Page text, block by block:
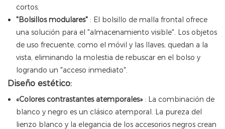
cortos.
"Bolsillos modulares": El bolsillo de malla frontal ofrece
una solución para el "almacenamiento visible". Los objetos
de uso frecuente, como el móvil y las llaves, quedan a la
vista, eliminando la molestia de rebuscar en el bolso y
logrando un "acceso inmediato".
Diseño estético:
«Colores contrastantes atemporales»: La combinación de
blanco y negro es un clásico atemporal. La pureza del
lienzo blanco y la elegancia de los accesorios negros crean